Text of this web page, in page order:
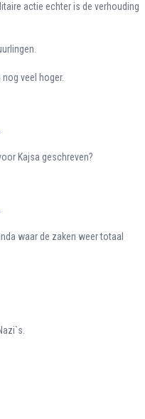
actie echter is de verhouding
veel hoger.
Kajsa geschreven?
waar de zaken weer totaal